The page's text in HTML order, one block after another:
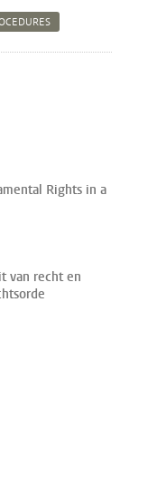
Rights in a
van recht en